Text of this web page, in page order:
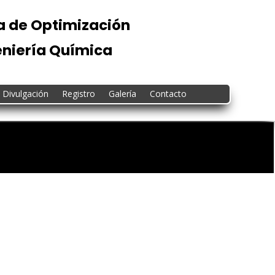
de Optimización
Química
Divulgación Registro Galería Contacto